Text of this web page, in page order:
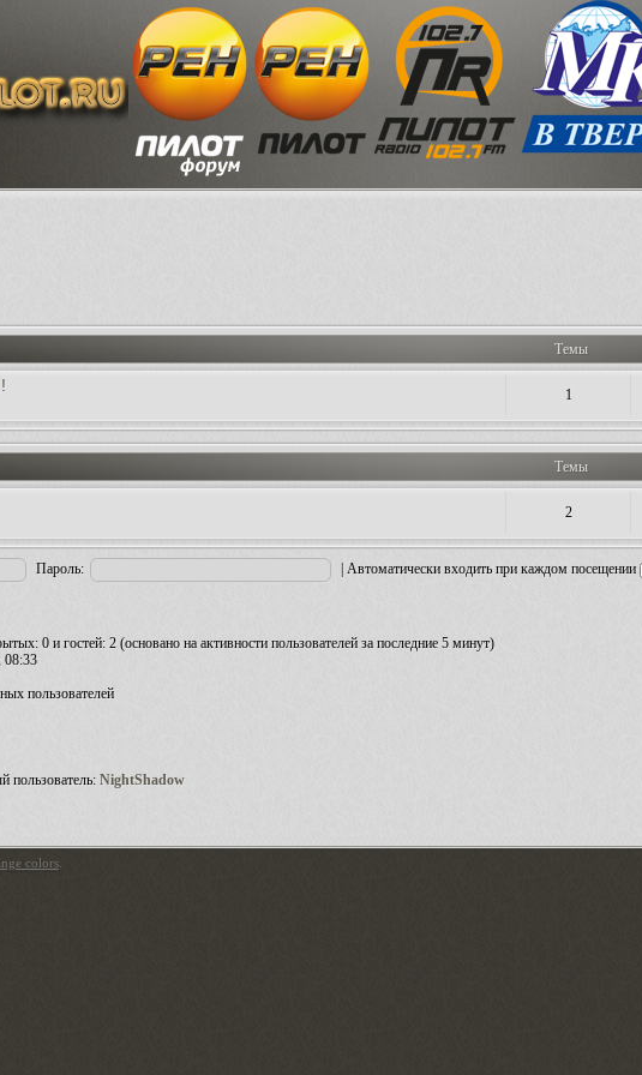
Темы
1
Темы
2
Пароль: | Автоматически входить при каждом посещении
0 и гостей: 2 (основано на активности пользователей за последние 5 минут)
08:33
пользователей
пользователь: NightShadow
colors